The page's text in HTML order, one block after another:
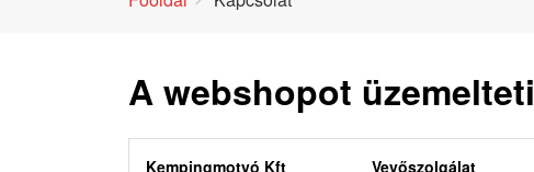
A webshopot üzemelteti
Kempingmotyó Kft
Vevőszolgálat